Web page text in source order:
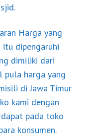
Harga yang
itu dipengaruhi
dimiliki dari
pula harga yang
di Jawa Timur
kami dengan
pada toko
konsumen.